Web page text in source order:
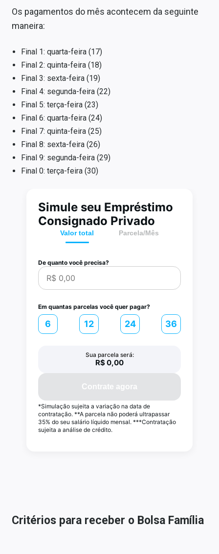
Os pagamentos do mês acontecem da seguinte
maneira:
Final 1: quarta-feira (17)
Final 2: quinta-feira (18)
Final 3: sexta-feira (19)
Final 4: segunda-feira (22)
Final 5: terça-feira (23)
Final 6: quarta-feira (24)
Final 7: quinta-feira (25)
Final 8: sexta-feira (26)
Final 9: segunda-feira (29)
Final 0: terça-feira (30)
Critérios para receber o Bolsa Família